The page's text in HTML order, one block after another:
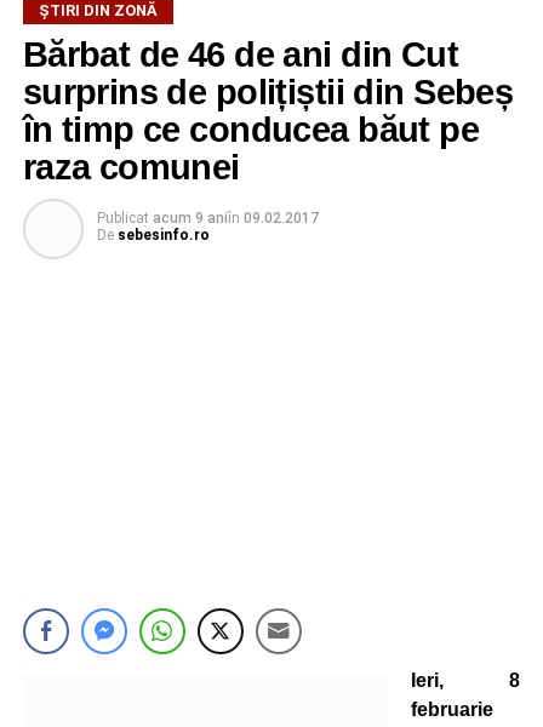
ȘTIRI DIN ZONĂ
Bărbat de 46 de ani din Cut
surprins de polițiștii din Sebeș
în timp ce conducea băut pe
raza comunei
Publicat acum 9 aniîn 09.02.2017
De sebesinfo.ro
Ieri, 8
februarie